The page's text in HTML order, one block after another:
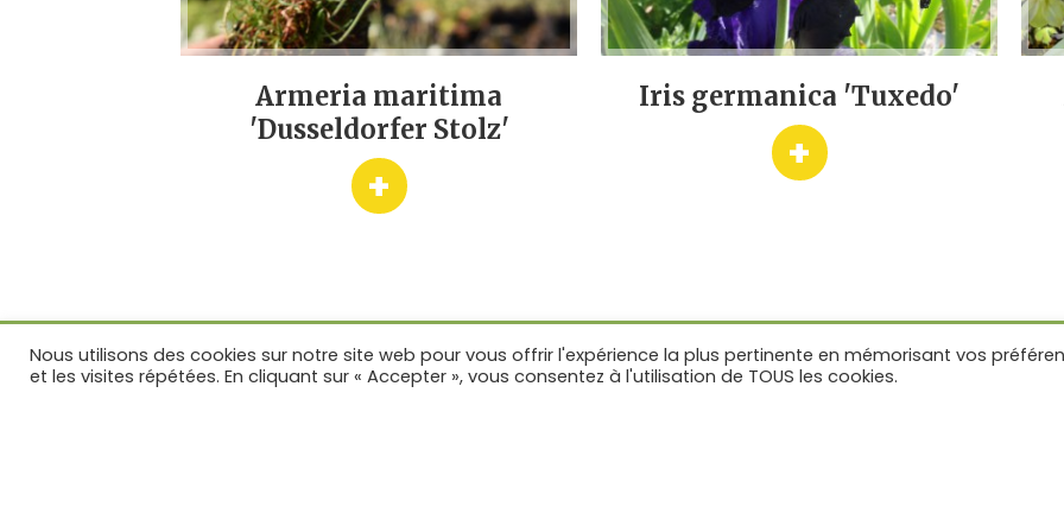
Armeria maritima
'Dusseldorfer Stolz'
+
Iris germanica 'Tuxedo'
+
LA PÉPINIÈRE LES PLANTES
Toutes les plantes
NOS SERVICES
Nous utilisons des cookies sur notre site web pour vous offrir l'expérience la plus pertinente en mémorisant vos
et les visites répétées. En cliquant sur « Accepter », vous consentez à l'utilisation de TOUS les cookies.